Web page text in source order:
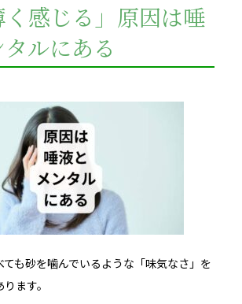
く感じる」原因は唾
ルにある
ても砂を噛んでいるような「味気なさ」を
ます。